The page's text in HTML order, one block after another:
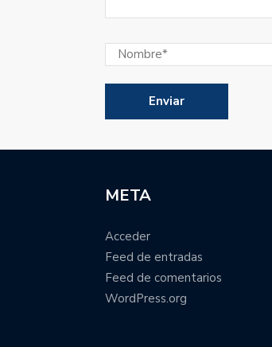
META
Acceder
Feed de entradas
Feed de comentarios
WordPress.org